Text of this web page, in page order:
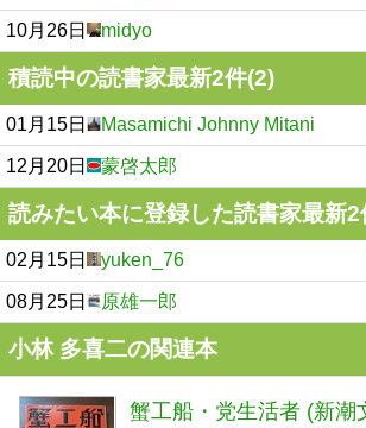
10月26日 midyo
積読中の読書家最新2件(2)
01月15日 Masamichi Johnny Mitani
12月20日 蒙啓太郎
読みたい本に登録した読書家最新2
02月15日 yuken_76
08月25日 原雄一郎
小林 多喜二の関連本
蟹工船・党生活者 (新潮